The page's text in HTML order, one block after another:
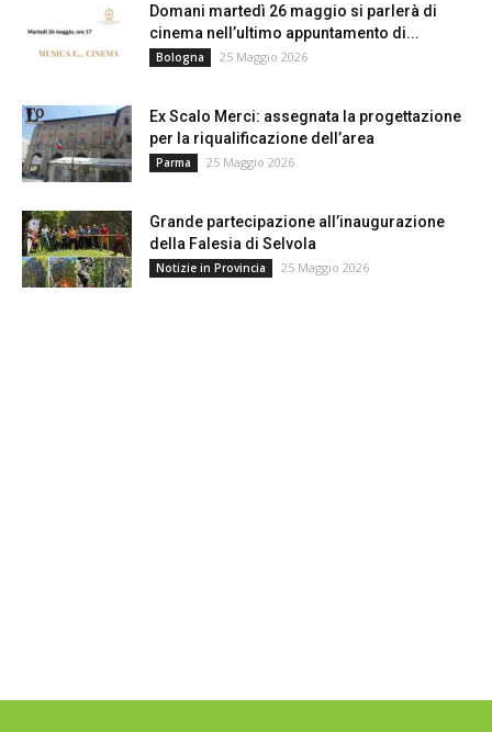
Domani martedì 26 maggio si parlerà di
cinema nell’ultimo appuntamento di...
Bologna 25 Maggio 2026
Ex Scalo Merci: assegnata la progettazione
per la riqualificazione dell’area
Parma 25 Maggio 2026
Grande partecipazione all’inaugurazione
della Falesia di Selvola
Notizie in Provincia 25 Maggio 2026